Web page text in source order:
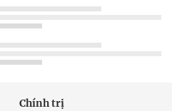
Chính trị